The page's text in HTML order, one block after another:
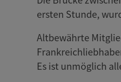
ersten Stunde,
Altbewährte
Es ist unmöglich